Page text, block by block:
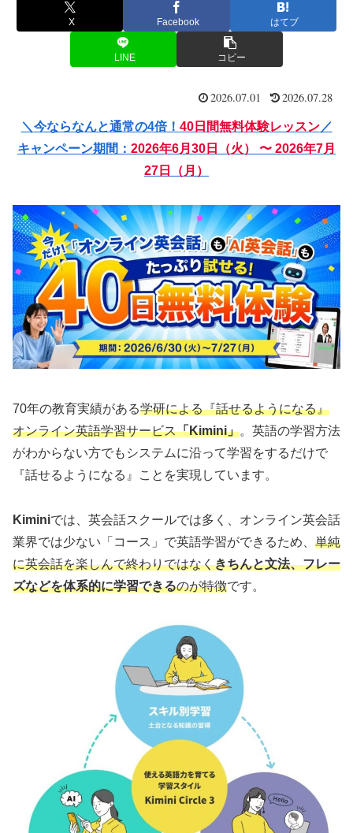
X Facebook はてブ
LINE コピー
2026.07.01 2026.07.28
＼ 今ならなんと通常の4倍！ 40日間無料体験レッスン／
キャンペーン期間： 2026年6月30日（火） 〜 2026年7月
27日（月）
70年の教育実績がある学研による『話せるようになる』
オンライン英語学習サービス「Kimini」。英語の学習方法
がわからない方でもシステムに沿って学習をするだけで
『話せるようになる』ことを実現しています。
Kiminiでは、英会話スクールでは多く、オンライン英会話
業界では少ない「コース」で英語学習ができるため、 単純
に英会話を楽しんで終わりではなくきちんと文法、フレー
ズなどを体系的に学習できるのが特徴です。